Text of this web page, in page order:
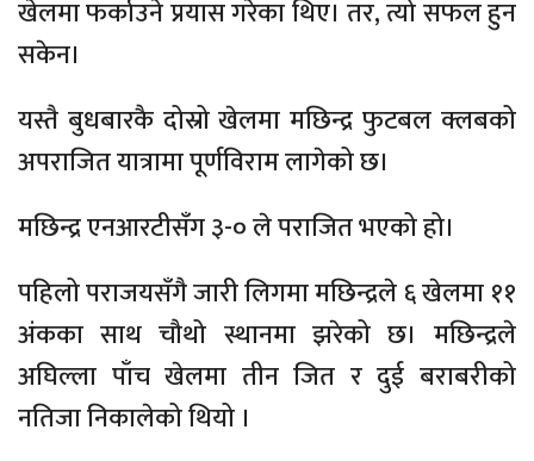
खेलमा फर्काउने प्रयास गरेका थिए। तर, त्यो सफल हुन
सकेन।
यस्तै बुधबारकै दोस्रो खेलमा मछिन्द्र फुटबल क्लबको
अपराजित यात्रामा पूर्णविराम लागेको छ।
मछिन्द्र एनआरटीसँग ३-० ले पराजित भएको हो।
पहिलो पराजयसँगै जारी लिगमा मछिन्द्रले ६ खेलमा ११
अंकका साथ चौथो स्थानमा झरेको छ। मछिन्द्रले
अघिल्ला पाँच खेलमा तीन जित र दुई बराबरीको
नतिजा निकालेको थियो ।